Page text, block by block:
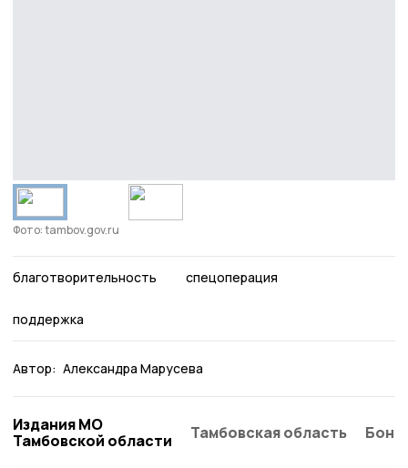
Фото: tambov.gov.ru
благотворительность спецоперация
поддержка
Автор: Александра Марусева
Издания МО
Тамбовской области
Тамбовская область